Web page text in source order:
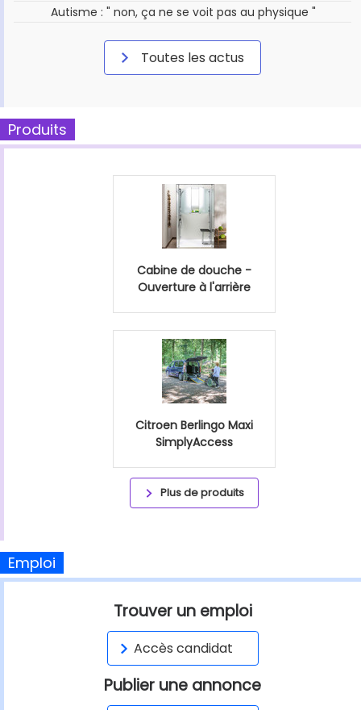
Autisme : " non, ça ne se voit pas au physique "
Toutes les actus
Produits
Cabine de douche -
Ouverture à l'arrière
Citroen Berlingo Maxi
SimplyAccess
Plus de produits
Emploi
Trouver un emploi
Accès candidat
Publier une annonce